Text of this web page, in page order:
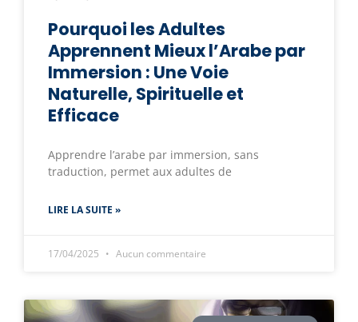
Pourquoi les Adultes
Apprennent Mieux l’Arabe par
Immersion : Une Voie
Naturelle, Spirituelle et
Efficace
Apprendre l’arabe par immersion, sans
traduction, permet aux adultes de
LIRE LA SUITE »
17/04/2025 Aucun commentaire